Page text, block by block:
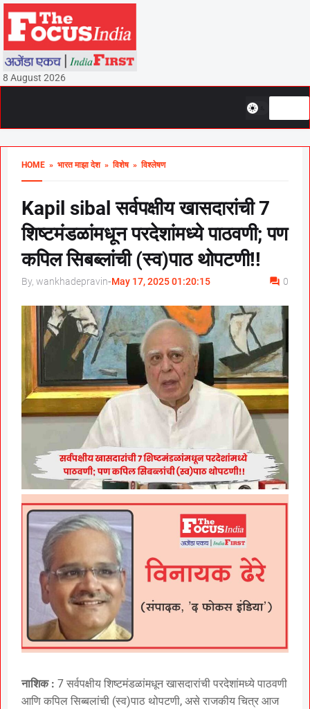
8 August 2026
HOME » भारत माझा देश» विशेष» विश्लेषण
Kapil sibal सर्वपक्षीय खासदारांची 7
शिष्टमंडळांमधून परदेशांमध्ये पाठवणी; पण
कपिल सिबब्लांची (स्व)पाठ थोपटणी!!
By, wankhadepravin-May 17, 2025 01:20:15 0
नाशिक : 7 सर्वपक्षीय शिष्टमंडळांमधून खासदारांची परदेशांमध्ये पाठवणी
आणि कपिल सिब्बलांची (स्व)पाठ थोपटणी, असे राजकीय चित्र आज